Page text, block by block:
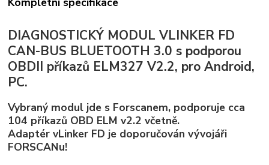
DIAGNOSTICKÝ MODUL VLINKER FD
CAN-BUS BLUETOOTH 3.0 s podporou
OBDII příkazů ELM327 V2.2, pro Android,
PC.
Vybraný modul jde s Forscanem, podporuje cca
104 příkazů OBD ELM v2.2 včetně.
Adaptér vLinker FD je doporučován vývojáři
FORSCANu!